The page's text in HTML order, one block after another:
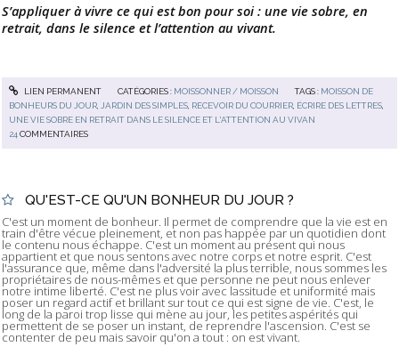
S’appliquer à vivre ce qui est bon pour soi : une vie sobre, en
retrait, dans le silence et l’attention au vivant.
LIEN PERMANENT CATÉGORIES : MOISSONNER / MOISSON TAGS : MOISSON DE
BONHEURS DU JOUR
JARDIN DES SIMPLES RECEVOIR DU COURRIER ÉCRIRE DES LETTRES
UNE VIE SOBRE EN RETRAIT DANS LE SILENCE ET L'ATTENTION AU VIVAN
24 COMMENTAIRES
QU'EST-CE QU'UN BONHEUR DU JOUR ?
C'est un moment de bonheur. Il permet de comprendre que la vie est en
train d'être vécue pleinement, et non pas happée par un quotidien dont
le contenu nous échappe. C'est un moment au présent qui nous
appartient et que nous sentons avec notre corps et notre esprit. C'est
l'assurance que, même dans l'adversité la plus terrible, nous sommes les
propriétaires de nous-mêmes et que personne ne peut nous enlever
notre intime liberté. C'est ne plus voir avec lassitude et uniformité mais
poser un regard actif et brillant sur tout ce qui est signe de vie. C'est, le
long de la paroi trop lisse qui mène au jour, les petites aspérités qui
permettent de se poser un instant, de reprendre l'ascension. C'est se
contenter de peu mais savoir qu'on a tout : on est vivant.